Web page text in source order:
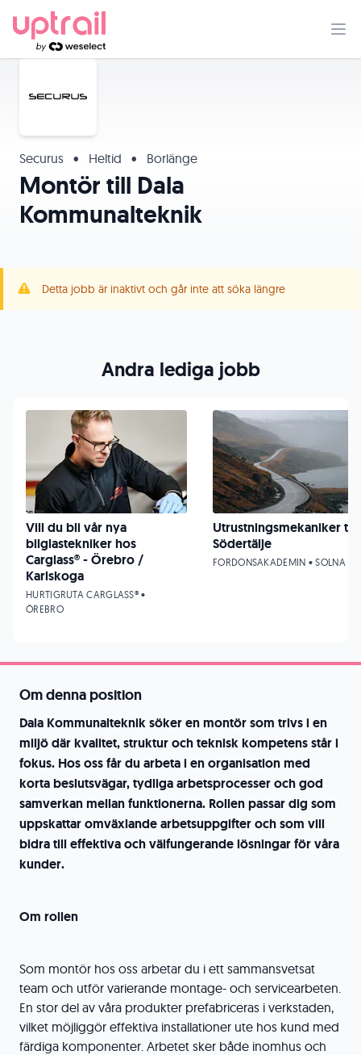
Securus • Heltid • Borlänge
Montör till Dala
Kommunalteknik
Detta jobb är inaktivt och går inte att söka längre
Om denna position
Dala Kommunalteknik söker en montör som trivs i en
miljö där kvalitet, struktur och teknisk kompetens står i
fokus. Hos oss får du arbeta i en organisation med
korta beslutsvägar, tydliga arbetsprocesser och god
samverkan mellan funktionerna. Rollen passar dig som
uppskattar omväxlande arbetsuppgifter och som vill
bidra till effektiva och välfungerande lösningar för våra
kunder.
Om rollen
Som montör hos oss arbetar du i ett sammansvetsat
team och utför varierande montage- och servicearbeten.
En stor del av våra produkter prefabriceras i verkstaden,
vilket möjliggör effektiva installationer ute hos kund med
färdiga komponenter. Arbetet sker både inomhus och
Andra lediga jobb
Vill du bli vår nya
bilglastekniker hos
Carglass® - Örebro /
Karlskoga
HURTIGRUTA CARGLASS® •
ÖREBRO
Utrustningsmekaniker till
Södertälje
FORDONSAKADEMIN • SOLNA